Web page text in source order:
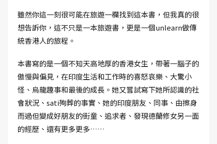
雖然你這一刻很可能在旅遊一欄找到這本書，但我真的很
想告訴你，這不只是一本旅遊書，更是一個unlearn做傳
統香港人的旅程。
本書寫的是一個不知天高地厚的香港女生，帶著一腦子的
傲慢與偏見，在印度生活和工作時的喜怒哀樂、大驚小
怪、烏龍趣事和最後的成長。她又嘗試寫下她所認識的社
會狀況、sati殉葬的事實、她的印度朋友、同事、由擦身
而過但變成好朋友的街童、追求者、發現德蘭修女另一面
的經歷、還有更多更多……